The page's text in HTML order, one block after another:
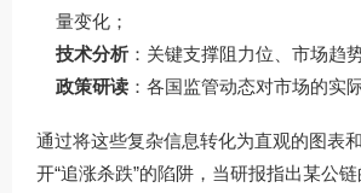
量变化；
技术分析 ：关键支撑阻力位、市场趋
政策研读 ：各国监管动态对市场的实
通过将这些复杂信息转化为直观的图表
开“追涨杀跌”的陷阱，当研报指出某公